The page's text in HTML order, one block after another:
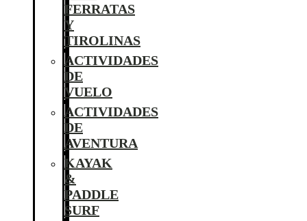
FERRATAS
Y
TIROLINAS
ACTIVIDADES
DE
VUELO
ACTIVIDADES
DE
AVENTURA
KAYAK
&
PADDLE
SURF